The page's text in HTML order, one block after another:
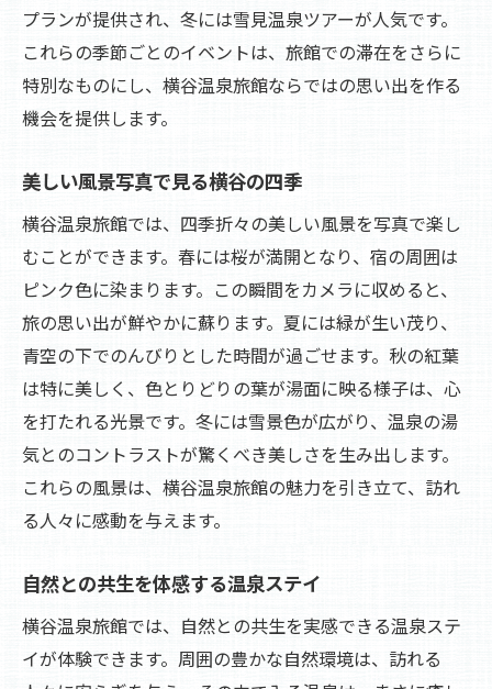
プランが提供され、冬には雪見温泉ツアーが人気です。
これらの季節ごとのイベントは、旅館での滞在をさらに
特別なものにし、横谷温泉旅館ならではの思い出を作る
機会を提供します。
美しい風景写真で見る横谷の四季
横谷温泉旅館では、四季折々の美しい風景を写真で楽し
むことができます。春には桜が満開となり、宿の周囲は
ピンク色に染まります。この瞬間をカメラに収めると、
旅の思い出が鮮やかに蘇ります。夏には緑が生い茂り、
青空の下でのんびりとした時間が過ごせます。秋の紅葉
は特に美しく、色とりどりの葉が湯面に映る様子は、心
を打たれる光景です。冬には雪景色が広がり、温泉の湯
気とのコントラストが驚くべき美しさを生み出します。
これらの風景は、横谷温泉旅館の魅力を引き立て、訪れ
る人々に感動を与えます。
自然との共生を体感する温泉ステイ
横谷温泉旅館では、自然との共生を実感できる温泉ステ
イが体験できます。周囲の豊かな自然環境は、訪れる